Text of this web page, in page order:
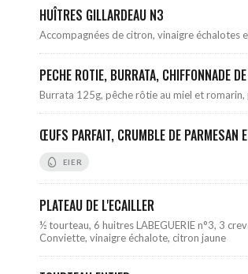
HUÎTRES GILLARDEAU N3
Accompagnées de citron, vinaigre
PECHE ROTIE, BURRATA, CHIFFONNADE
Burrata 125g, pêche rôtie au miel et romarin,
ŒUFS PARFAIT, CRUMBLE DE PARMESAN
EIER
PLATEAU DE L'ECAILLER
½ tourteau, 6 huitres LABEGUERIE n°3, 3
Conviette, vinaigre échalote, citron jaune